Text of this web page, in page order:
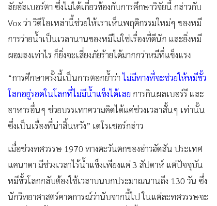
ลัยอัลเบอร์ตา ซึ่งไม่ได้เกี่ยวข้องกับการศึกษาวิจัยนี้ กล่าวกับ
Vox ว่า วิดีโอเหล่านี้ช่วยให้เราเห็นพฤติกรรมใหม่ๆ ของหมี
การว่ายน้ำเป็นเวลานานของหมีไม่ใช่เรื่องที่ดีนัก และยิ่งหมี
ผอมลงเท่าไร ก็ยิ่งจะเสี่ยงภัยร้ายได้มากกว่าหมีที่แข็งแรง
“การศึกษาครั้งนี้เป็นการตอกย้ำว่าไม่มีทางที่จะช่วยให้หมีขั้ว
โลกอยู่รอดในโลกที่ไม่มีน้ำแข็งได้เลย การกินผลเบอร์รี และ
อาหารอื่นๆ ช่วยบรรเทาความคิดได้แค่ช่วงเวลาสั้นๆ เท่านั้น
ซึ่งเป็นเรื่องที่น่าสิ้นหวัง” เดโรเชอร์กล่าว
เมื่อช่วงทศวรรษ 1970 ทางตะวันตกของอ่าวฮัดสัน ประเทศ
แคนาดา มีช่วงเวลาไร้น้ำแข็งเพียงแค่ 3 สัปดาห์ แต่ปัจจุบัน
หมีขั้วโลกกลับต้องใช้เวลาบนบกประมาณนานถึง 130 วัน ซึ่ง
นักวิทยาศาสตร์คาดการณ์ว่านับจากนี้ไป ในแต่ละทศวรรษจะ